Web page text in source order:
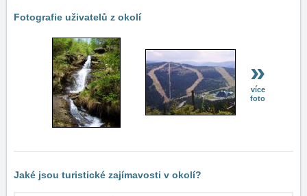
Fotografie uživatelů z okolí
»
více
foto
Jaké jsou turistické zajímavosti v okolí?